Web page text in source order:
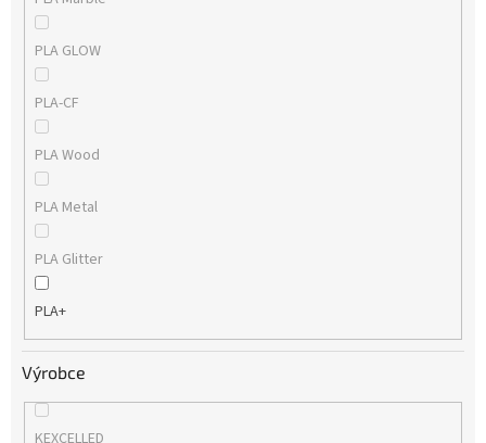
PLA GLOW
PLA-CF
PLA Wood
PLA Metal
PLA Glitter
PLA+
Výrobce